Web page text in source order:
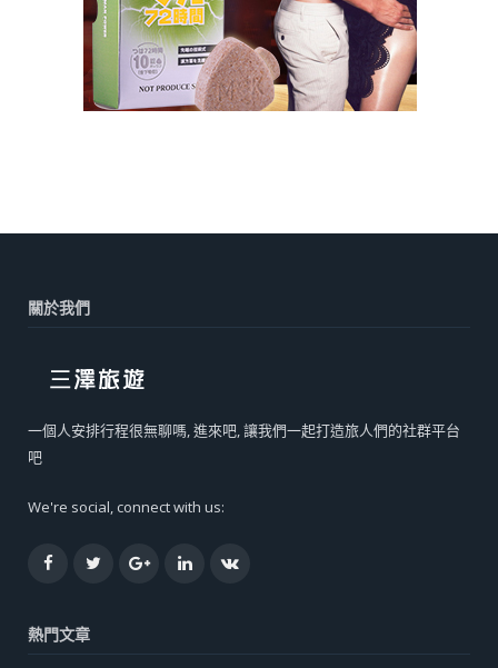
關於我們
一個人安排行程很無聊嗎, 進來吧, 讓我們一起打造旅人們的社群平台
吧
We're social, connect with us:
FacebookTwitterGoogle+LinkedInVK
熱門文章